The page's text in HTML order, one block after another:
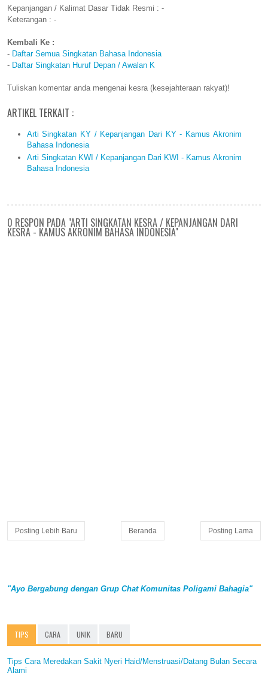
Kepanjangan / Kalimat Dasar Tidak Resmi : -
Keterangan : -
Kembali Ke :
- Daftar Semua Singkatan Bahasa Indonesia
- Daftar Singkatan Huruf Depan / Awalan K
Tuliskan komentar anda mengenai kesra (kesejahteraan rakyat)!
ARTIKEL TERKAIT :
Arti Singkatan KY / Kepanjangan Dari KY - Kamus Akronim
Bahasa Indonesia
Arti Singkatan KWI / Kepanjangan Dari KWI - Kamus Akronim
Bahasa Indonesia
0 RESPON PADA "ARTI SINGKATAN KESRA / KEPANJANGAN DARI
KESRA - KAMUS AKRONIM BAHASA INDONESIA"
Posting Lebih Baru Posting Lama
Beranda
"Ayo Bergabung dengan Grup Chat Komunitas Poligami Bahagia"
TIPS CARA UNIK BARU
Tips Cara Meredakan Sakit Nyeri Haid/Menstruasi/Datang Bulan Secara
Alami